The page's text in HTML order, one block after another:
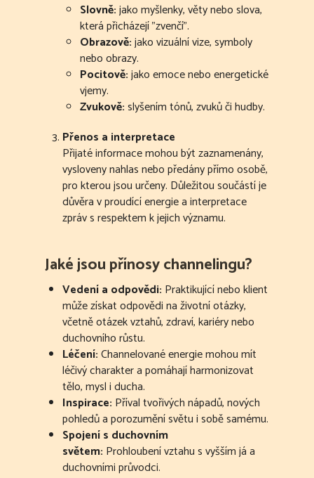
Slovně:jako myšlenky, věty nebo slova,
která přicházejí "zvenčí".
Obrazově:jako vizuální vize, symboly
nebo obrazy.
Pocitově:jako emoce nebo energetické
vjemy.
Zvukově:slyšením tónů, zvuků či hudby.
Přenos a interpretace
Přijaté informace mohou být zaznamenány,
vysloveny nahlas nebo předány přímo osobě,
pro kterou jsou určeny. Důležitou součástí je
důvěra v proudící energie a interpretace
zpráv s respektem k jejich významu.
Jaké jsou přínosy channelingu?
Vedení a odpovědi: Praktikující nebo klient
může získat odpovědi na životní otázky,
včetně otázek vztahů, zdraví, kariéry nebo
duchovního růstu.
Léčení:Channelované energie mohou mít
léčivý charakter a pomáhají harmonizovat
tělo, mysl i ducha.
Inspirace: Příval tvořivých nápadů, nových
pohledů a porozumění světu i sobě samému.
Spojení s duchovním
světem: Prohloubení vztahu s vyšším já a
duchovními průvodci.